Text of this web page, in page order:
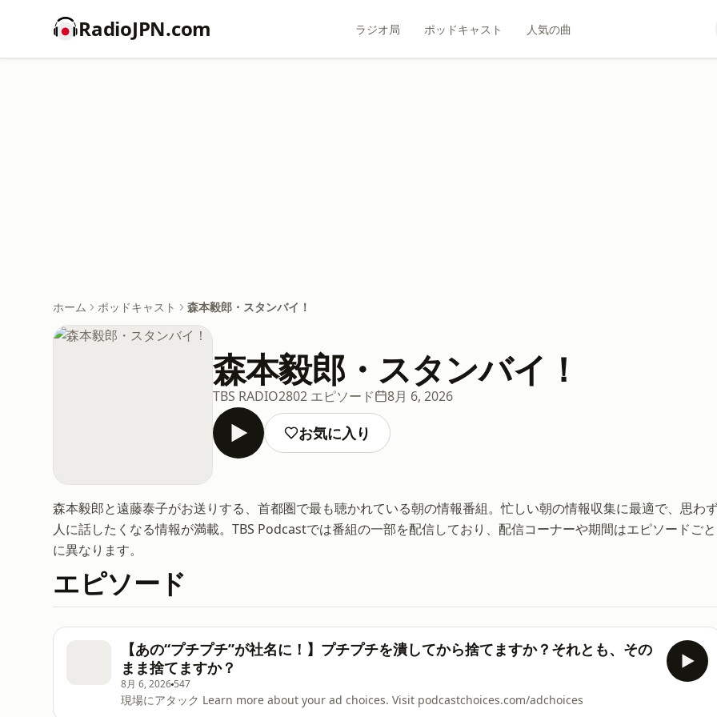
RadioJPN.com ラジオ局 ポッドキャスト 人気の曲
ホーム ポッドキャスト 森本毅郎・スタンバイ！
森本毅郎・スタンバイ！
TBS RADIO2802 エピソード 8月 6, 2026
お気に入り
森本毅郎と遠藤泰子がお送りする、首都圏で最も聴かれている朝の情報番組。忙しい朝の情報収集に最適で、思わ
人に話したくなる情報が満載。TBS Podcastでは番組の一部を配信しており、配信コーナーや期間はエピソードごと
に異なります。
エピソード
【あの“プチプチ”が社名に！】プチプチを潰してから捨てますか？それとも、その
まま捨てますか？
8月 6, 2026 547
現場にアタック Learn more about your ad choices. Visit podcastchoices.com/adchoices